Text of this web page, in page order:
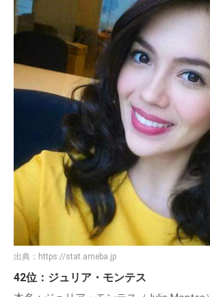
出典： https://stat.ameba.jp
42位：ジュリア・モンテス